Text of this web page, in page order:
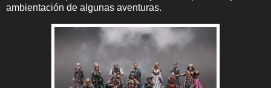
ambientación de algunas aventuras.